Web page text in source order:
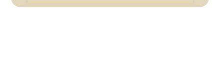
cocaïne.